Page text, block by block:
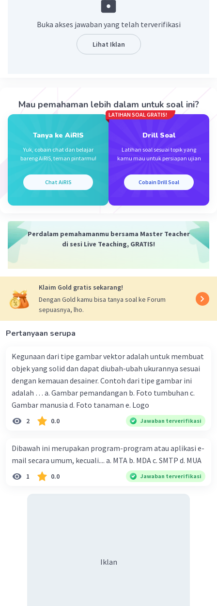
) adalah serangkaian perintah
dengan perangkat melalui antarmuka
serial. Pada ponsel, AT-Commands
umumnya digunakan untuk mengontrol
perintah
AT+CMGSdapat digunakan untuk
mengirim pesan teks. Setelah perintah ini,
ponsel akan menunggu nomor tujuan dan
teks pesan sebelum mengirimkan pesan
tersebut.
PDU (Protocol Data Unit
PDU adalah format data yang
mengemas pesan teks sebelum dikirimkan
melalui jaringan.
tentang pesan, seperti nomor pengirim,
sendiri. Pesan dalam format PDU
dikirimkan melalui jaringan dan diubah
PeranWireless Modem/Enginedalam Ponsel
Wireless Modem/Engine :
Definisi: Wireless modematau
adalah komponen dalam ponsel yang
bertanggung jawab untuk mengelola
pengiriman pesan teks melalui
jaringan seluler.
Fungsi Utama:
dapat dibaca oleh ponsel dan
Buka akses jawaban yang telah terverifikasi
Lihat Iklan
Mau pemahaman lebih dalam untuk soal ini?
Tanya ke AiRIS
Yuk, cobain chat dan belajar
bareng AiRIS, teman pintarmu!
Chat AiRIS
LATIHAN SOAL GRATIS!
Drill Soal
Latihan soal sesuai topik yang
kamu mau untuk persiapan ujian
Cobain Drill Soal
Perdalam pemahamanmu bersama Master Teacher
di sesi Live Teaching, GRATIS!
Klaim Gold gratis sekarang!
Dengan Gold kamu bisa tanya soal ke Forum
sepuasnya, lho.
Pertanyaan serupa
Kegunaan dari tipe gambar vektor adalah untuk membuat
objek yang solid dan dapat diubah-ubah ukurannya sesuai
dengan kemauan desainer. Contoh dari tipe gambar ini
adalah … a. Gambar pemandangan b. Foto tumbuhan c.
Gambar manusia d. Foto tanaman e. Logo
2 0.0 Jawaban terverifikasi
Dibawah ini merupakan program-program atau aplikasi e-
mail secara umum, kecuali.... a. MTA b. MDA c. SMTP d. MUA
1 0.0 Jawaban terverifikasi
Iklan